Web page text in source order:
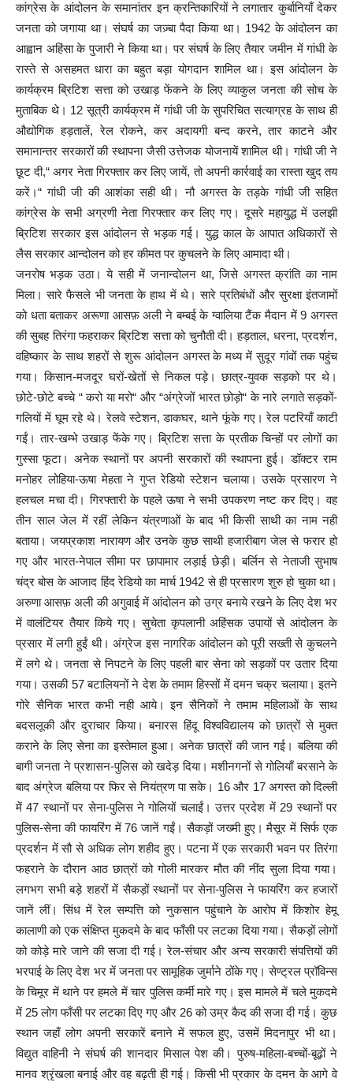
कांग्रेस के आंदोलन के समानांतर इन क्रन्तिकारियों ने लगातार कुर्बानियाँ देकर
जनता को जगाया था। संघर्ष का जज़्बा पैदा किया था। 1942 के आंदोलन का
आह्वान अहिंसा के पुजारी ने किया था। पर संघर्ष के लिए तैयार जमीन में गांधी के
रास्ते से असहमत धारा का बहुत बड़ा योगदान शामिल था। इस आंदोलन के
कार्यक्रम ब्रिटिश सत्ता को उखाड़ फेंकने के लिए व्याकुल जनता की सोच के
मुताबिक थे। 12 सूत्री कार्यक्रम में गांधी जी के सुपरिचित सत्याग्रह के साथ ही
औद्योगिक हड़तालें, रेल रोकने, कर अदायगी बन्द करने, तार काटने और
समानान्तर सरकारों की स्थापना जैसी उत्तेजक योजनायें शामिल थी। गांधी जी ने
छूट दी,“ अगर नेता गिरफ्तार कर लिए जायें, तो अपनी कार्रवाई का रास्ता खुद तय
करें।“ गांधी जी की आशंका सही थी। नौ अगस्त के तड़के गांधी जी सहित
कांग्रेस के सभी अग्रणी नेता गिरफ्तार कर लिए गए। दूसरे महायुद्ध में उलझी
ब्रिटिश सरकार इस आंदोलन से भड़क गई। युद्ध काल के आपात अधिकारों से
लैस सरकार आन्दोलन को हर कीमत पर कुचलने के लिए आमादा थी।
जनरोष भड़क उठा। ये सही में जनान्दोलन था, जिसे अगस्त क्रांति का नाम
मिला। सारे फैसले भी जनता के हाथ में थे। सारे प्रतिबंधों और सुरक्षा इंतजामों
को धता बताकर अरूणा आसफ़ अली ने बम्बई के ग्वालिया टैंक मैदान में 9 अगस्त
की सुबह तिरंगा फहराकर ब्रिटिश सत्ता को चुनौती दी। हड़ताल, धरना, प्रदर्शन,
वहिष्कार के साथ शहरों से शुरू आंदोलन अगस्त के मध्य में सुदूर गांवों तक पहुंच
गया। किसान-मजदूर घरों-खेतों से निकल पड़े। छात्र-युवक सड़को पर थे।
छोटे-छोटे बच्चे “ करो या मरो“ और “अंग्रेजों भारत छोड़ो“ के नारे लगाते सड़कों-
गलियों में घूम रहे थे। रेलवे स्टेशन, डाकघर, थाने फूंके गए। रेल पटरियाँ काटी
गईं। तार-खम्भे उखाड़ फेंके गए। ब्रिटिश सत्ता के प्रतीक चिन्हों पर लोगों का
गुस्सा फूटा। अनेक स्थानों पर अपनी सरकारों की स्थापना हुई। डॉक्टर राम
मनोहर लोहिया-ऊषा मेहता ने गुप्त रेडियो स्टेशन चलाया। उसके प्रसारण ने
हलचल मचा दी। गिरफ्तारी के पहले ऊषा ने सभी उपकरण नष्ट कर दिए। वह
तीन साल जेल में रहीं लेकिन यंत्रणाओं के बाद भी किसी साथी का नाम नही
बताया। जयप्रकाश नारायण और उनके कुछ साथी हजारीबाग जेल से फरार हो
गए और भारत-नेपाल सीमा पर छापामार लड़ाई छेड़ी। बर्लिन से नेताजी सुभाष
चंद्र बोस के आजाद हिंद रेडियो का मार्च 1942 से ही प्रसारण शुरु हो चुका था।
अरुणा आसफ़ अली की अगुवाई में आंदोलन को उग्र बनाये रखने के लिए देश भर
में वालंटियर तैयार किये गए। सुचेता कृपलानी अहिंसक उपायों से आंदोलन के
प्रसार में लगी हुईं थी। अंग्रेज इस नागरिक आंदोलन को पूरी सख्ती से कुचलने
में लगे थे। जनता से निपटने के लिए पहली बार सेना को सड़कों पर उतार दिया
गया। उसकी 57 बटालियनों ने देश के तमाम हिस्सों में दमन चक्र चलाया। इतने
गोरे सैनिक भारत कभी नही आये। इन सैनिकों ने तमाम महिलाओं के साथ
बदसलूकी और दुराचार किया। बनारस हिंदू विश्वविद्यालय को छात्रों से मुक्त
कराने के लिए सेना का इस्तेमाल हुआ। अनेक छात्रों की जान गई। बलिया की
बागी जनता ने प्रशासन-पुलिस को खदेड़ दिया। मशीनगनों से गोलियाँ बरसाने के
बाद अंग्रेज बलिया पर फिर से नियंत्रण पा सके। 16 और 17 अगस्त को दिल्ली
में 47 स्थानों पर सेना-पुलिस ने गोलियों चलाईं। उत्तर प्रदेश में 29 स्थानों पर
पुलिस-सेना की फायरिंग में 76 जानें गईं। सैकड़ों जख्मी हुए। मैसूर में सिर्फ एक
प्रदर्शन में सौ से अधिक लोग शहीद हुए। पटना में एक सरकारी भवन पर तिरंगा
फहराने के दौरान आठ छात्रों को गोली मारकर मौत की नींद सुला दिया गया।
लगभग सभी बड़े शहरों में सैकड़ों स्थानों पर सेना-पुलिस ने फायरिंग कर हजारों
जानें लीं। सिंध में रेल सम्पत्ति को नुकसान पहुंचाने के आरोप में किशोर हेमू
कालाणी को एक संक्षिप्त मुकदमे के बाद फाँसी पर लटका दिया गया। सैकड़ों लोगों
को कोड़े मारे जाने की सजा दी गई। रेल-संचार और अन्य सरकारी संपत्तियों की
भरपाई के लिए देश भर में जनता पर सामूहिक जुर्माने ठोंके गए। सेण्ट्रल प्रॉविन्स
के चिमूर में थाने पर हमले में चार पुलिस कर्मी मारे गए। इस मामले में चले मुकदमे
में 25 लोग फाँसी पर लटका दिए गए और 26 को उम्र कैद की सजा दी गई। कुछ
स्थान जहाँ लोग अपनी सरकारें बनाने में सफल हुए, उसमें मिदनापुर भी था।
विद्युत वाहिनी ने संघर्ष की शानदार मिसाल पेश की। पुरुष-महिला-बच्चों-बूढ़ों ने
मानव श्रृंखला बनाई और वह बढ़ती ही गई। किसी भी प्रकार के दमन के आगे वे